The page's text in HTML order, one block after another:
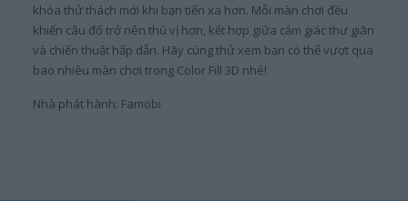
khóa thử thách mới khi bạn tiến xa hơn. Mỗi màn chơi đều
khiến câu đố trở nên thú vị hơn, kết hợp giữa cảm giác thư giãn
và chiến thuật hấp dẫn. Hãy cùng thử xem bạn có thể vượt qua
bao nhiêu màn chơi trong Color Fill 3D nhé!
Nhà phát hành: Famobi